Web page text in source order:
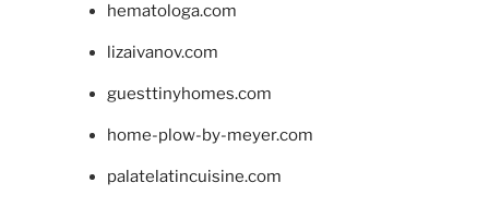
hematologa.com
lizaivanov.com
guesttinyhomes.com
home-plow-by-meyer.com
palatelatincuisine.com